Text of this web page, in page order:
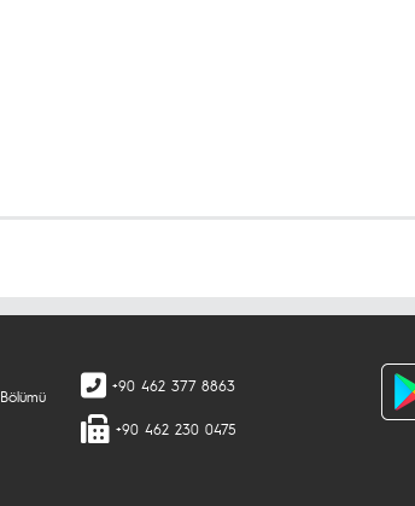
+90 462 377 8863
+90 462 230 0475